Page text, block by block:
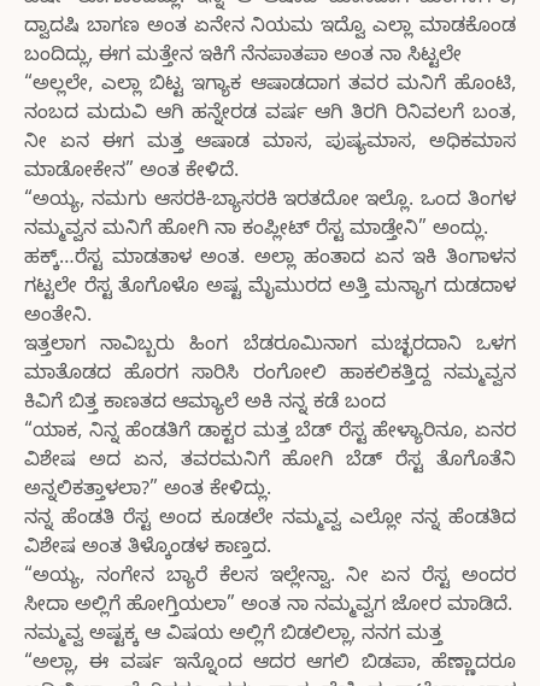
ದ್ವಾದಷಿ ಬಾಗಣ ಅಂತ ಏನೇನ ನಿಯಮ ಇದ್ವೊ ಎಲ್ಲಾ ಮಾಡಕೊಂಡ
ಬಂದಿದ್ಲು, ಈಗ ಮತ್ತೇನ ಇಕಿಗೆ ನೆನಪಾತಪಾ ಅಂತ ನಾ ಸಿಟ್ಟಲೇ
“ಅಲ್ಲಲೇ, ಎಲ್ಲಾ ಬಿಟ್ಟ ಇಗ್ಯಾಕ ಆಷಾಡದಾಗ ತವರ ಮನಿಗೆ ಹೊಂಟಿ,
ನಂಬದ ಮದುವಿ ಆಗಿ ಹನ್ನೇರಡ ವರ್ಷ ಆಗಿ ತಿರಗಿ ರಿನಿವಲಗೆ ಬಂತ,
ನೀ ಏನ ಈಗ ಮತ್ತ ಆಷಾಡ ಮಾಸ, ಪುಷ್ಯಮಾಸ, ಅಧಿಕಮಾಸ
ಮಾಡೋಕೇನ” ಅಂತ ಕೇಳಿದೆ.
“ಅಯ್ಯ, ನಮಗು ಆಸರಕಿ-ಬ್ಯಾಸರಕಿ ಇರತದೋ ಇಲ್ಲೊ. ಒಂದ ತಿಂಗಳ
ನಮ್ಮವ್ವನ ಮನಿಗೆ ಹೋಗಿ ನಾ ಕಂಪ್ಲೀಟ್ ರೆಸ್ಟ ಮಾಡ್ತೇನಿ” ಅಂದ್ಲು.
ಹಕ್ಕ್…ರೆಸ್ಟ ಮಾಡತಾಳ ಅಂತ. ಅಲ್ಲಾ ಹಂತಾದ ಏನ ಇಕಿ ತಿಂಗಾಳನ
ಗಟ್ಟಲೇ ರೆಸ್ಟ ತೊಗೊಳೊ ಅಷ್ಟ ಮೈಮುರದ ಅತ್ತಿ ಮನ್ಯಾಗ ದುಡದಾಳ
ಅಂತೇನಿ.
ಇತ್ತಲಾಗ ನಾವಿಬ್ಬರು ಹಿಂಗ ಬೆಡರೂಮಿನಾಗ ಮಚ್ಛರದಾನಿ ಒಳಗ
ಮಾತೊಡದ ಹೊರಗ ಸಾರಿಸಿ ರಂಗೋಲಿ ಹಾಕಲಿಕತ್ತಿದ್ದ ನಮ್ಮವ್ವನ
ಕಿವಿಗೆ ಬಿತ್ತ ಕಾಣತದ ಆಮ್ಯಾಲೆ ಅಕಿ ನನ್ನ ಕಡೆ ಬಂದ
“ಯಾಕ, ನಿನ್ನ ಹೆಂಡತಿಗೆ ಡಾಕ್ಟರ ಮತ್ತ ಬೆಡ್ ರೆಸ್ಟ ಹೇಳ್ಯಾರಿನೂ, ಏನರ
ವಿಶೇಷ ಅದ ಏನ, ತವರಮನಿಗೆ ಹೋಗಿ ಬೆಡ್ ರೆಸ್ಟ ತೊಗೊತೆನಿ
ಅನ್ನಲಿಕತ್ತಾಳಲಾ?” ಅಂತ ಕೇಳಿದ್ಲು.
ನನ್ನ ಹೆಂಡತಿ ರೆಸ್ಟ ಅಂದ ಕೂಡಲೇ ನಮ್ಮವ್ವ ಎಲ್ಲೋ ನನ್ನ ಹೆಂಡತಿದ
ವಿಶೇಷ ಅಂತ ತಿಳ್ಕೊಂಡಳ ಕಾಣ್ತದ.
“ಅಯ್ಯ, ನಂಗೇನ ಬ್ಯಾರೆ ಕೆಲಸ ಇಲ್ಲೇನ್ವಾ. ನೀ ಏನ ರೆಸ್ಟ ಅಂದರ
ಸೀದಾ ಅಲ್ಲಿಗೆ ಹೋಗ್ತಿಯಲಾ” ಅಂತ ನಾ ನಮ್ಮವ್ವಗ ಜೋರ ಮಾಡಿದೆ.
ನಮ್ಮವ್ವ ಅಷ್ಟಕ್ಕ ಆ ವಿಷಯ ಅಲ್ಲಿಗೆ ಬಿಡಲಿಲ್ಲಾ, ನನಗ ಮತ್ತ
“ಅಲ್ಲಾ, ಈ ವರ್ಷ ಇನ್ನೊಂದ ಆದರ ಆಗಲಿ ಬಿಡಪಾ, ಹೆಣ್ಣಾದರೂ